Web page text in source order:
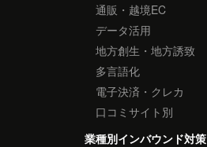
通販・越境EC
データ活用
地方創生・地方誘致
多言語化
電子決済・クレカ
口コミサイト別
業種別インバウンド対策